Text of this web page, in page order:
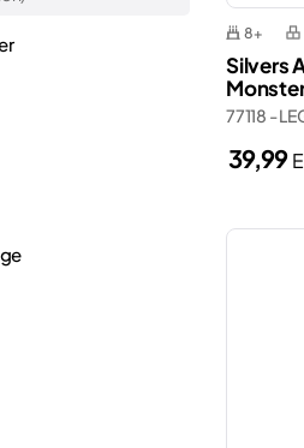
8+
Silvers
77118 -
39,99